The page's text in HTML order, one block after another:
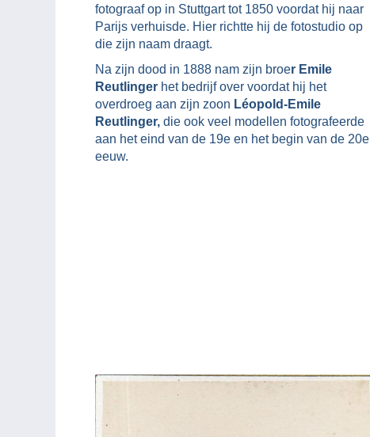
fotograaf op in Stuttgart tot 1850 voordat hij naar
Parijs verhuisde. Hier richtte hij de fotostudio op
die zijn naam draagt.
Na zijn dood in 1888 nam zijn broer Emile
Reutlinger het bedrijf over voordat hij het
overdroeg aan zijn zoon Léopold-Emile
Reutlinger, die ook veel modellen fotografeerde
aan het eind van de 19e en het begin van de 20e
eeuw.